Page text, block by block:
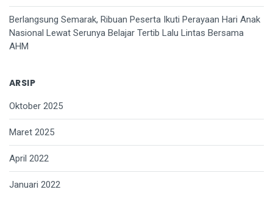
Berlangsung Semarak, Ribuan Peserta Ikuti Perayaan Hari Anak
Nasional Lewat Serunya Belajar Tertib Lalu Lintas Bersama
AHM
ARSIP
Oktober 2025
Maret 2025
April 2022
Januari 2022